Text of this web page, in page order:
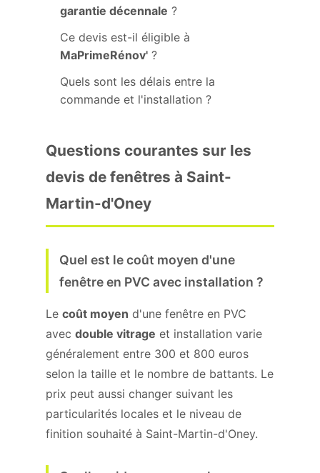
garantie décennale ?
Ce devis est-il éligible à
MaPrimeRénov' ?
Quels sont les délais entre la
commande et l'installation ?
Questions courantes sur les
devis de fenêtres à Saint-
Martin-d'Oney
Quel est le coût moyen d'une
fenêtre en PVC avec installation ?
Le coût moyen d'une fenêtre en PVC
avec double vitrage et installation varie
généralement entre 300 et 800 euros
selon la taille et le nombre de battants. Le
prix peut aussi changer suivant les
particularités locales et le niveau de
finition souhaité à Saint-Martin-d'Oney.